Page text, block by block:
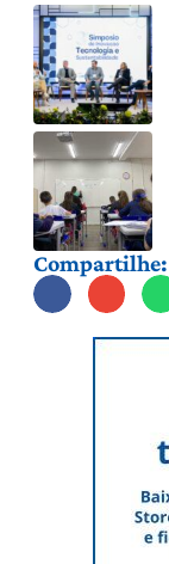
Compartilhe: